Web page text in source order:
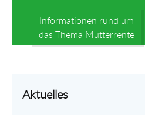
Informationen rund um
das Thema Mütterrente
Aktuelles